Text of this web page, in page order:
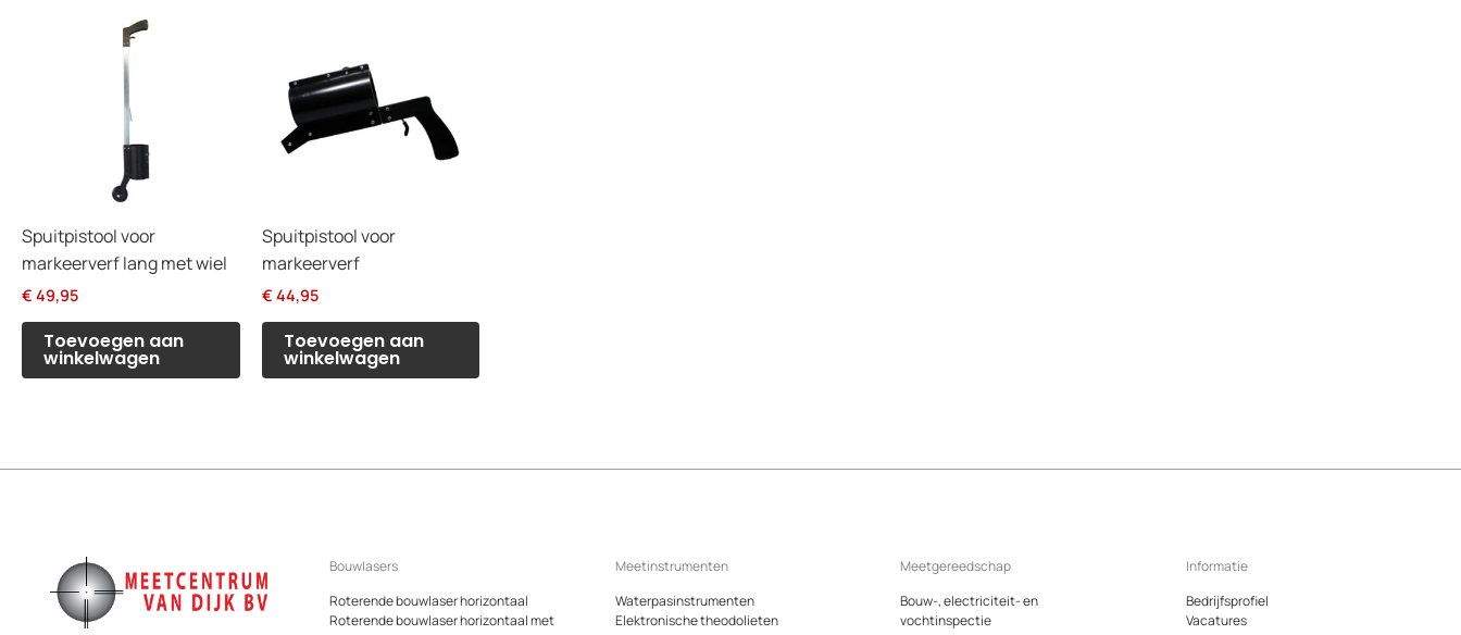
Spuitpistool voor
markeerverf lang met wiel
€ 49,95
Toevoegen aan
winkelwagen
Spuitpistool voor
markeerverf
€ 44,95
Toevoegen aan
winkelwagen
Bouwlasers
Roterende bouwlaser horizontaal
Roterende bouwlaser horizontaal met
Meetinstrumenten
Waterpasinstrumenten
Elektronische theodolieten
Meetgereedschap
Bouw-, electriciteit- en
vochtinspectie
Informatie
Bedrijfsprofiel
Vacatures